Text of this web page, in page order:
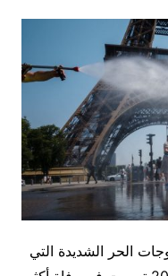
الحر الشديدة التي